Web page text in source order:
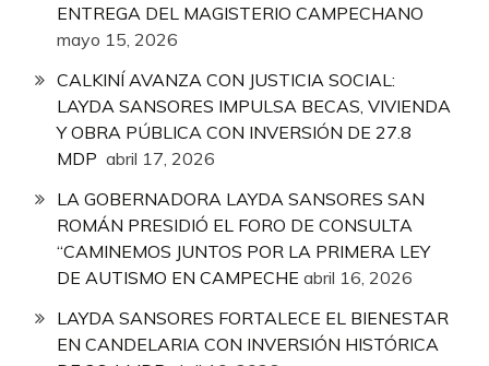
ENTREGA DEL MAGISTERIO CAMPECHANO
mayo 15, 2026
CALKINÍ AVANZA CON JUSTICIA SOCIAL:
LAYDA SANSORES IMPULSA BECAS, VIVIENDA
Y OBRA PÚBLICA CON INVERSIÓN DE 27.8
MDP abril 17, 2026
LA GOBERNADORA LAYDA SANSORES SAN
ROMÁN PRESIDIÓ EL FORO DE CONSULTA
“CAMINEMOS JUNTOS POR LA PRIMERA LEY
DE AUTISMO EN CAMPECHE abril 16, 2026
LAYDA SANSORES FORTALECE EL BIENESTAR
EN CANDELARIA CON INVERSIÓN HISTÓRICA